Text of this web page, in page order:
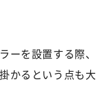
ーを設置する際、
かるという点も大